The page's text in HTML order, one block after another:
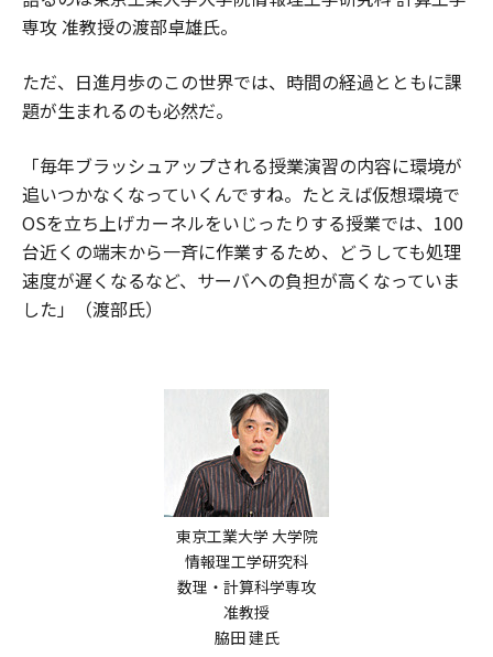
専攻 准教授の渡部卓雄氏。
ただ、日進月歩のこの世界では、時間の経過とともに課
題が生まれるのも必然だ。
「毎年ブラッシュアップされる授業演習の内容に環境が
追いつかなくなっていくんですね。たとえば仮想環境で
OSを立ち上げカーネルをいじったりする授業では、100
台近くの端末から一斉に作業するため、どうしても処理
速度が遅くなるなど、サーバへの負担が高くなっていま
した」（渡部氏）
東京工業大学 大学院
情報理工学研究科
数理・計算科学専攻
准教授
脇田 建氏